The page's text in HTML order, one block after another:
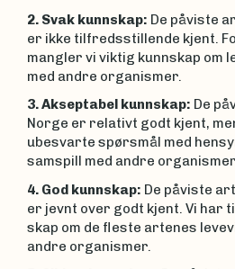
2. Svak kunnskap: De påviste
er ikke tilfredsstillende kjent.
mangler vi viktig kunnskap om
med andre organismer.
3. Akseptabel kunnskap: De
Norge er relativt godt kjent,
ubesvarte spørsmål med
samspill med andre
4. God kunnskap: De påviste
er jevnt over godt kjent. Vi
skap om de fleste artenes
andre organismer.